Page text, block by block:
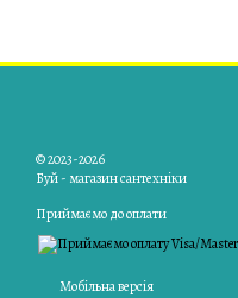
© 2023-2026
Буй - магазин сантехніки
Приймаємо до оплати
Мобільна версія